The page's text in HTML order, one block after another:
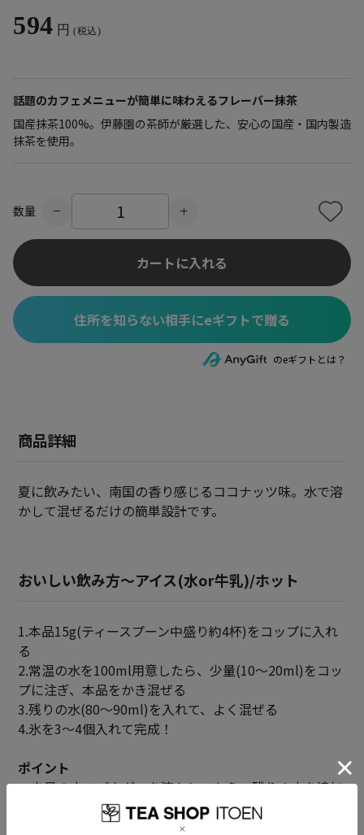
話題のカフェメニューが簡単に味わえるフレーバー抹茶
国産抹茶100%。伊藤園の茶師が厳選した、安心の国産・国内製造
抹茶を使用。
594 円 (税込)
数量
カートに入れる
住所を知らない相手にeギフトで贈る
のeギフトとは？
商品詳細
夏に飲みたい、南国の香り感じるココナッツ味。水で溶
かして混ぜるだけの簡単設計です。
おいしい飲み方～アイス(水or牛乳)/ホット
1.本品15g(ティースプーン中盛り約4杯)をコップに入れ
る
2.常温の水を100ml用意したら、少量(10～20ml)をコッ
プに注ぎ、本品をかき混ぜる
3.残りの水(80～90ml)を入れて、よく混ぜる
4.氷を3～4個入れて完成！
ポイント
・少量の水でパウダーを溶かしてから、残りの水を追加
するとダマができにくくなります。
・牛乳やお湯でもおいしく作れます。